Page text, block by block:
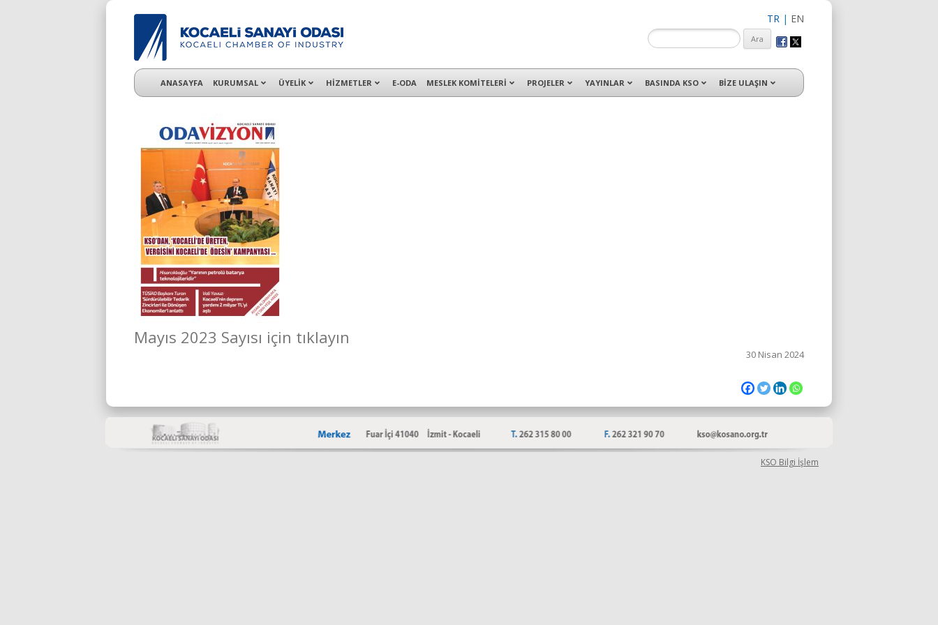
TR | EN
KSO 3500’ü aşkın sanayi kuruluşuna uzman çalışanları ile İzmit Merkez, Çayırova, Dilovası, Gebze ve İMES OSB’deki ofisleri ile hizmet vermektedir.
ANASAYFA KURUMSAL ÜYELİK HİZMETLER E-ODA MESLEK KOMİTELERİ PROJELER YAYINLAR BASINDA KSO BİZE ULAŞIN
Mayıs 2023 Sayısı için tıklayın
30 Nisan 2024
KSO Bilgi İşlem